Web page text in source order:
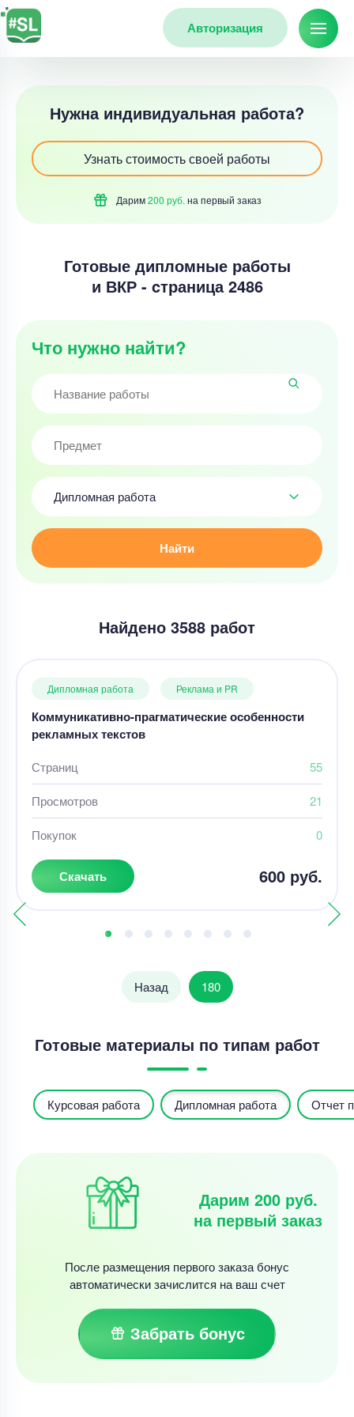
Авторизация
Нужна индивидуальная работа?
Узнать стоимость своей работы
Дарим200 руб. на первый заказ
Готовые дипломные работы
и ВКР - cтраница 2486
Что нужно найти?
Дипломная работа
Найти
Найдено 3588 работ
Дипломная работа Реклама и PR
Коммуникативно-прагматические особенности
рекламных текстов
Страниц 55
Просмотров 21
Покупок 0
Скачать 600 руб.
Назад 180
Готовые материалы по типам работ
Курсовая работа Дипломная работа Отчет
Дарим 200 руб.
на первый заказ
После размещения первого заказа бонус
автоматически зачислится на ваш счет
Забрать бонус